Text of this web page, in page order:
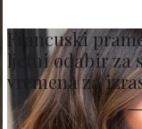
Francuski
ljetni odabir za
vremena za